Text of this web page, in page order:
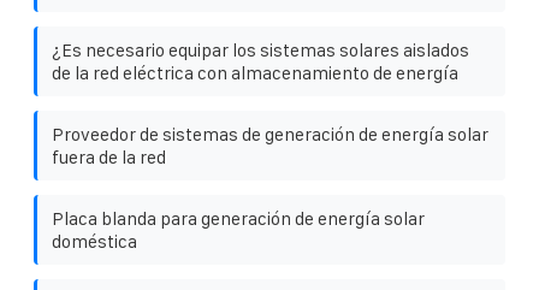
¿Es necesario equipar los sistemas solares aislados
de la red eléctrica con almacenamiento de energía
Proveedor de sistemas de generación de energía solar
fuera de la red
Placa blanda para generación de energía solar
doméstica